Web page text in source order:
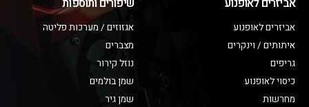
אביזרים לאופנוע
איתותים / וינקרים
גריפים
כיסוי לאופנוע
מחרשות
אגזוזים / מערכות פליטה
מצברים
נוזל קירור
שמן בולמים
שמן גיר